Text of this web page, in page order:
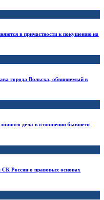
в причастности к покушению на
города Вольска, обвиняемый в
дела в отношении бывшего
СК России о правовых основах